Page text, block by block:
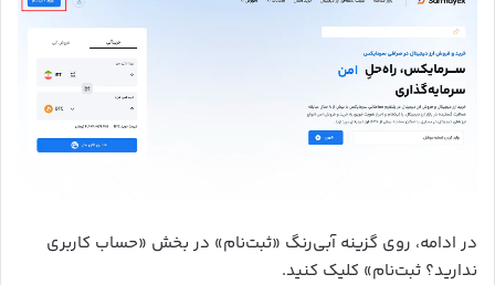
در ادامه، روی گزینه آبی‌رنگ «ثبت‌نام» در بخش «حساب کاربری
ندارید؟ ثبت‌نام» کلیک کنید.